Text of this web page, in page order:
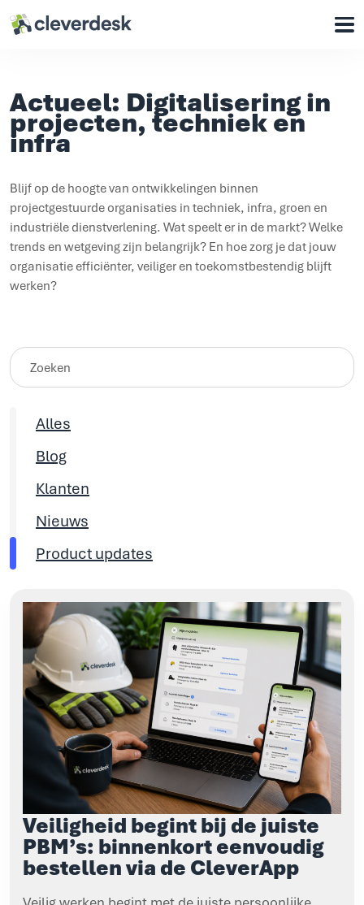
Cleverdesk ERP Software voor mens en materieel
Voor wie
Waarom Cleverdesk
Support
Over ons
Werken bij
Actueel: Digitalisering in
projecten, techniek en
infra
Blijf op de hoogte van ontwikkelingen binnen
projectgestuurde organisaties in techniek, infra, groen en
industriële dienstverlening. Wat speelt er in de markt? Welke
trends en wetgeving zijn belangrijk? En hoe zorg je dat jouw
organisatie efficiënter, veiliger en toekomstbestendig blijft
werken?
Veiligheid begint bij de juiste
PBM’s: binnenkort eenvoudig
bestellen via de CleverApp
Alles
Blog
Klanten
Nieuws
Product updates